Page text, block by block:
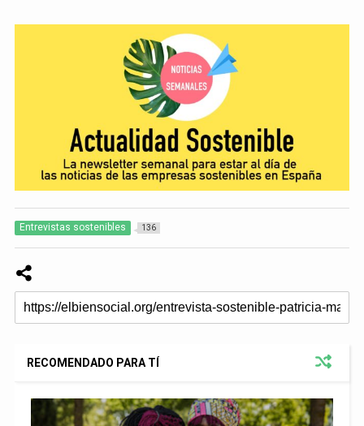
Entrevistas sostenibles 136
RECOMENDADO PARA TÍ